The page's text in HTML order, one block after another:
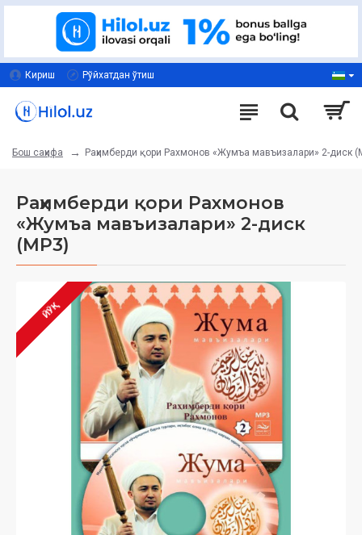
Кириш Рўйхатдан ўтиш
Бош саҳифа Раҳимберди қори Рахмонов «Жумъа мавъизалари» 2-диск
Раҳимберди қори Рахмонов
«Жумъа мавъизалари» 2-диск
(МР3)
ЙЎҚ